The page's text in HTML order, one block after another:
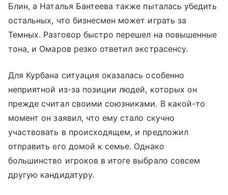
Блин, а Наталья Бантеева также пыталась убедить
остальных, что бизнесмен может играть за
Темных. Разговор быстро перешел на повышенные
тона, и Омаров резко ответил экстрасенсу.
Для Курбана ситуация оказалась особенно
неприятной из-за позиции людей, которых он
прежде считал своими союзниками. В какой-то
момент он заявил, что ему стало скучно
участвовать в происходящем, и предложил
отправить его домой к семье. Однако
большинство игроков в итоге выбрало совсем
другую кандидатуру.